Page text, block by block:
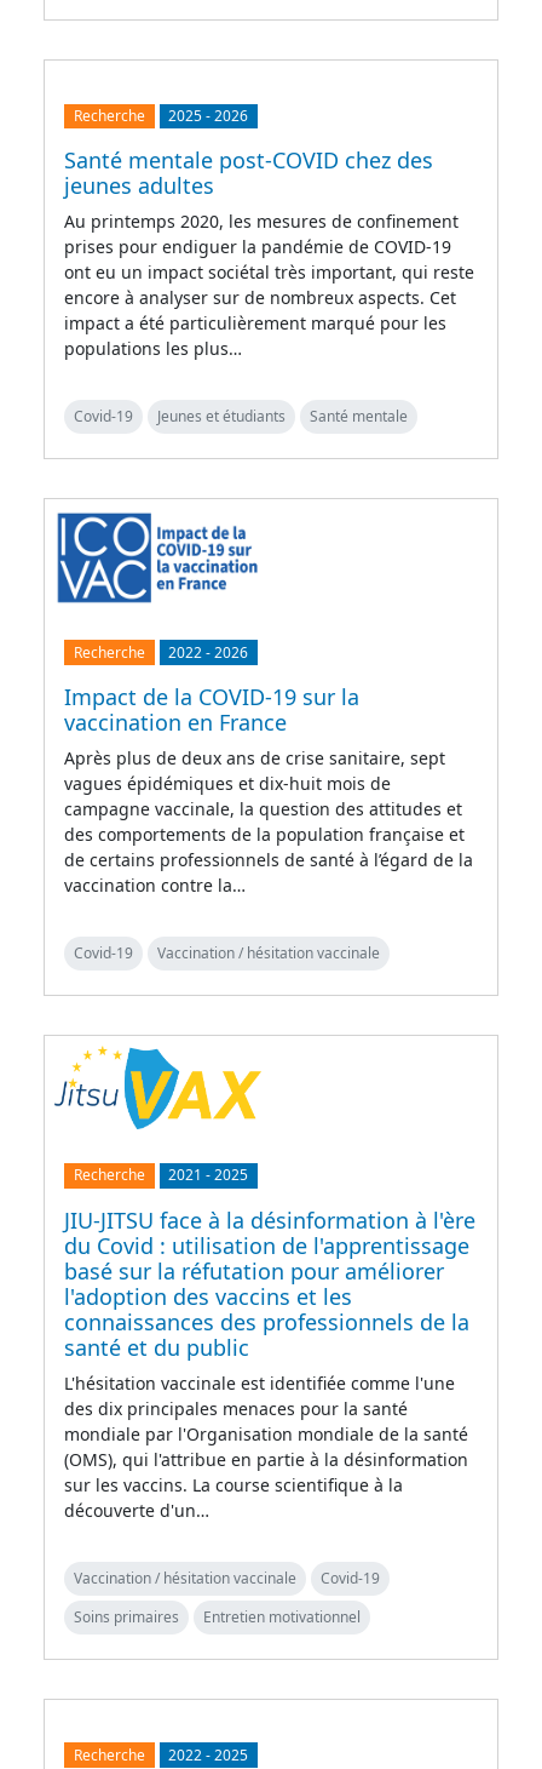
Recherche 2025-2026
Santé mentale post-COVID chez des
jeunes adultes
Au printemps 2020, les mesures de confinement
prises pour endiguer la pandémie de COVID-19
ont eu un impact sociétal très important, qui reste
encore à analyser sur de nombreux aspects. Cet
impact a été particulièrement marqué pour les
populations les plus…
Covid-19 Jeunes et étudiants Santé mentale
Recherche 2022-2026
Impact de la COVID-19 sur la
vaccination en France
Après plus de deux ans de crise sanitaire, sept
vagues épidémiques et dix-huit mois de
campagne vaccinale, la question des attitudes et
des comportements de la population française et
de certains professionnels de santé à l’égard de la
vaccination contre la…
Covid-19 Vaccination / hésitation vaccinale
Recherche 2021 -2025
JIU-JITSU face à la désinformation à l'ère
du Covid : utilisation de l'apprentissage
basé sur la réfutation pour améliorer
l'adoption des vaccins et les
connaissances des professionnels de la
santé et du public
L'hésitation vaccinale est identifiée comme l'une
des dix principales menaces pour la santé
mondiale par l'Organisation mondiale de la santé
(OMS), qui l'attribue en partie à la désinformation
sur les vaccins. La course scientifique à la
découverte d'un…
Vaccination / hésitation vaccinale
Covid-19
Soins primaires
Entretien motivationnel
Recherche 2022-2025